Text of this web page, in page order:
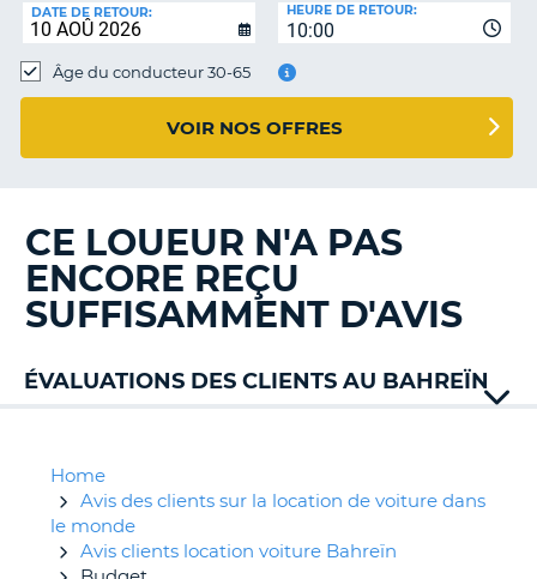
DATE DE RETOUR:
10:00
HEURE DE RETOUR:
Âge du conducteur 30-65
VOIR NOS OFFRES
CE LOUEUR N'A PAS
ENCORE REÇU
SUFFISAMMENT D'AVIS
ÉVALUATIONS DES CLIENTS AU BAHREÏN
Home
Avis des clients sur la location de voiture dans
le monde
Avis clients location voiture Bahreïn